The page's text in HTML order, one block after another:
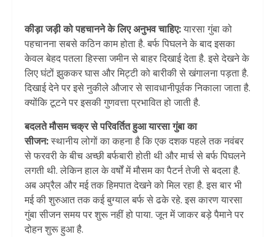
कीड़ा जड़ी को पहचानने के लिए अनुभव चाहिए:यारसा गुंबा को
पहचानना सबसे कठिन काम होता है. बर्फ पिघलने के बाद इसका
केवल बेहद पतला हिस्सा जमीन से बाहर दिखाई देता है. इसे देखने के
लिए घंटों झुककर घास और मिट्टी को बारीकी से खंगालना पड़ता है.
दिखाई देने पर इसे नुकीले औजार से सावधानीपूर्वक निकाला जाता है.
क्योंकि टूटने पर इसकी गुणवत्ता प्रभावित हो जाती है.
बदलते मौसम चक्र से परिवर्तित हुआ यारसा गुंबा का
सीजन:स्थानीय लोगों का कहना है कि एक दशक पहले तक नवंबर
से फरवरी के बीच अच्छी बर्फबारी होती थी और मार्च से बर्फ पिघलने
लगती थी. लेकिन हाल के वर्षों में मौसम का पैटर्न तेजी से बदला है.
अब अप्रैल और मई तक हिमपात देखने को मिल रहा है. इस बार भी
मई की शुरुआत तक कई बुग्याल बर्फ से ढके रहे. इस कारण यारसा
गुंबा सीजन समय पर शुरू नहीं हो पाया. जून में जाकर बड़े पैमाने पर
दोहन शुरू हुआ है.